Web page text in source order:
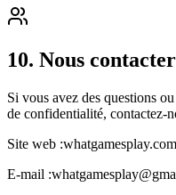
10. Nous contacter
Si vous avez des questions
de confidentialité, contactez-
Site web :whatgamesplay.com
E-mail :